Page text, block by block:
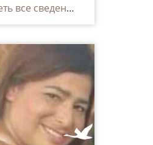
Просмотреть все сведения